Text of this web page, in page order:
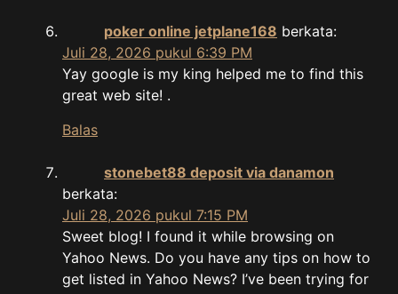
poker online jetplane168 berkata:
Juli 28, 2026 pukul 6:39 PM
Yay google is my king helped me to find this
great web site! .
Balas
stonebet88 deposit via danamon
berkata:
Juli 28, 2026 pukul 7:15 PM
Sweet blog! I found it while browsing on
Yahoo News. Do you have any tips on how to
get listed in Yahoo News? I’ve been trying for